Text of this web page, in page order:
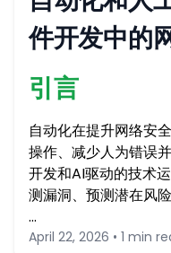
件开发中的
引言
自动化在提升网络安
操作、减少人为错误
开发和AI驱动的技术
测漏洞、预测潜在风
…
April 22, 2026 • 1 min